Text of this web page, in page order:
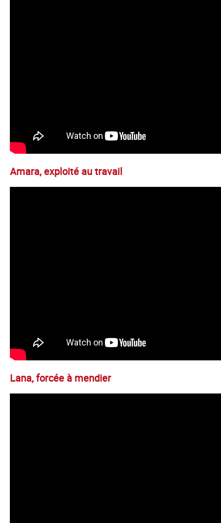
Amara, exploité au travail
Lana, forcée à mendier